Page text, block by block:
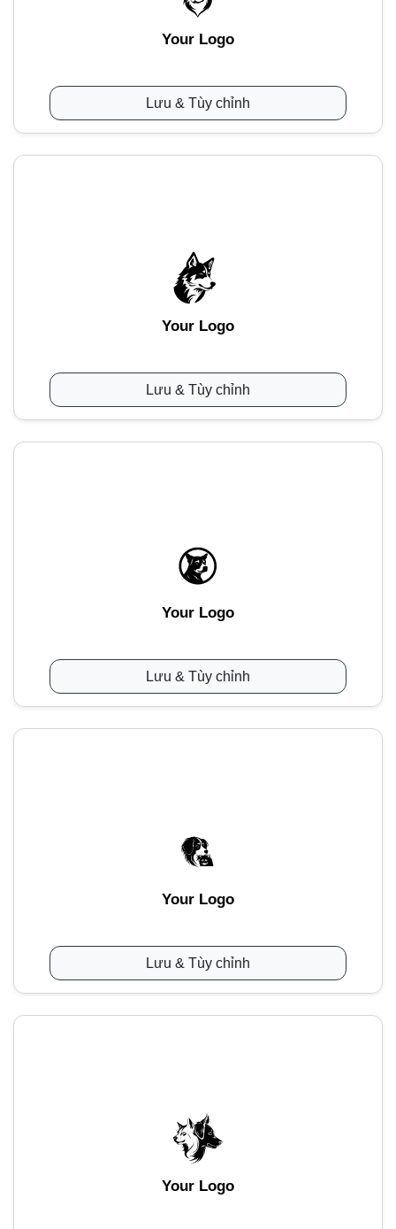
Your Logo
Lưu & Tùy chỉnh
Your Logo
Lưu & Tùy chỉnh
Your Logo
Lưu & Tùy chỉnh
Your Logo
Lưu & Tùy chỉnh
Your Logo